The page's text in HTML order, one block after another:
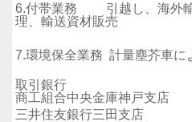
6.付帯業務 引越し、海外輸
理、輸送資材販売
7.環境保全業務 計量塵芥車に
取引銀行
商工組合中央金庫神戸支店
三井住友銀行三田支店